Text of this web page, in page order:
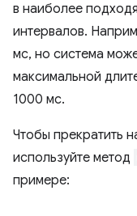
в наиболее
интервалов.
мс, но система
максимальной
1000 мс.
Чтобы прекратить
используйте метод
примере: